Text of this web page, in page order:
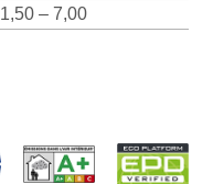
1,50 – 7,00